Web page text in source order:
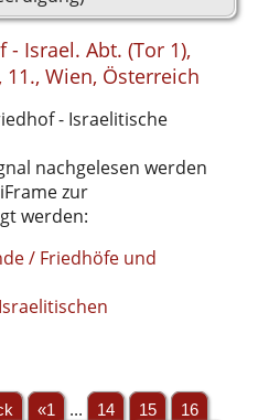
Israel. Abt. (Tor 1),
Wien, Österreich
- Israelitische
nachgelesen werden
zur
werden:
/ Friedhöfe und
«1 ... 14 15
16